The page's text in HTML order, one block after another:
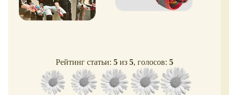
Рейтинг статьи: 5 из 5, голосов: 5